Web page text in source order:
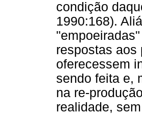
condição
1990:168).
respostas aos
oferecessem
sendo feita e,
na re-
realidade,